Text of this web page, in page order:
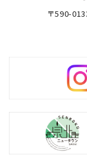
〒590-